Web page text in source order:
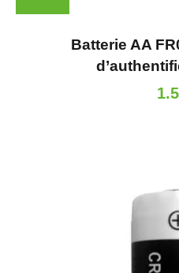
Batterie AA